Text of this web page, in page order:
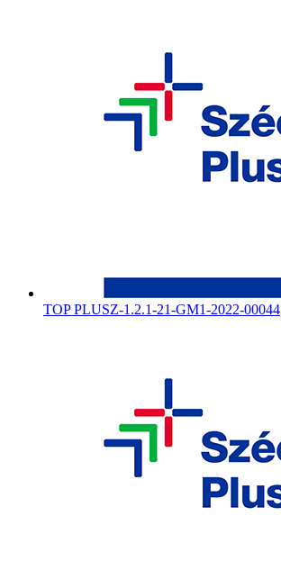
TOP PLUSZ-1.2.1-21-GM1-2022-00044